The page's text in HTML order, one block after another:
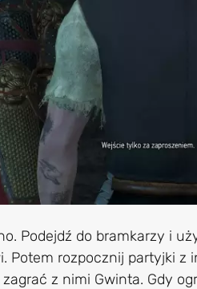
Podejdź do bramkarzy i
Potem rozpocznij partyjki z
z nimi Gwinta. Gdy